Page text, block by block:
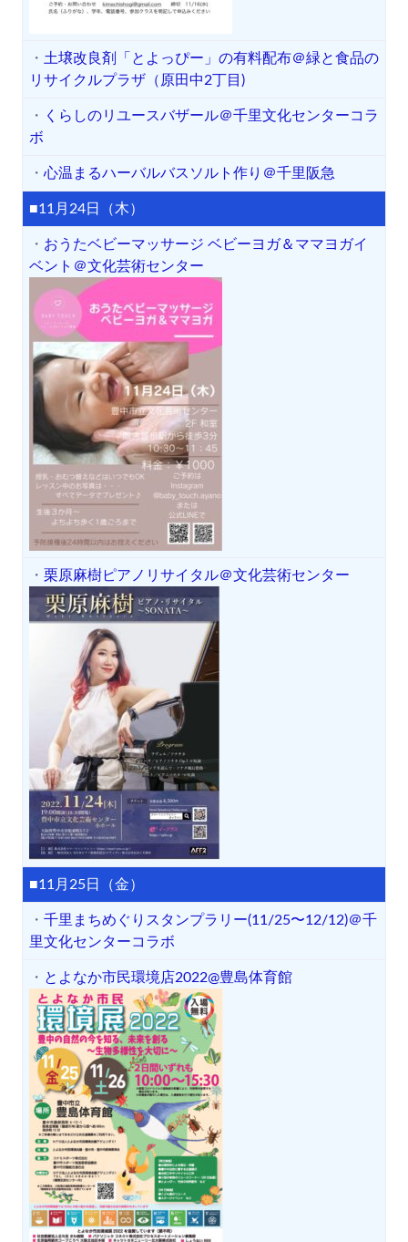
・ 土壌改良剤「とよっぴー」の有料配布＠緑と食品の
リサイクルプラザ（原田中2丁目)
・
くらしのリユースバザール＠千里文化センターコラ
ボ
・ 心温まるハーバルバスソルト作り＠千里阪急
■11月24日（木）
・ おうたベビーマッサージ ベビーヨガ＆ママヨガイ
ベント＠文化芸術センター
・ 栗原麻樹ピアノリサイタル＠文化芸術センター
■11月25日（金）
・ 千里まちめぐりスタンプラリー(11/25〜12/12)＠千
里文化センターコラボ
・ とよなか市民環境店2022@豊島体育館